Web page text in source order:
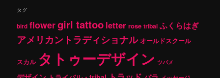
タグ
bird flowergirl tattoo letter rose tribal ふくらはぎ
アメリカントラディショナル オールドスクール
スカル タトゥーデザイン ツバメ